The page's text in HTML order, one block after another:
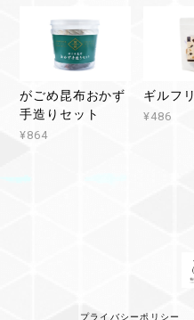
がごめ昆布おかず
手造りセット
¥864
ギルフリ
¥486
プライバシーポリシー